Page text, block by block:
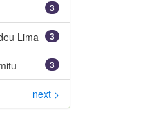
3
3
Lima
3
next >